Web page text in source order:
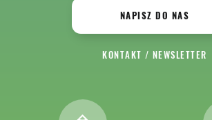
NAPISZ DO NAS
KONTAKT / NEWSLETTER